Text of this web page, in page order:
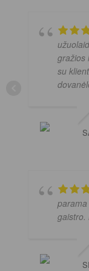
gražios
su
gaistro.